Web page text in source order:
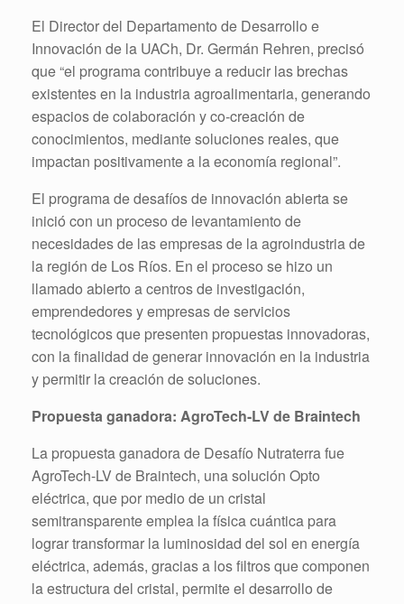
El Director del Departamento de Desarrollo e
Innovación de la UACh, Dr. Germán Rehren, precisó
que “el programa contribuye a reducir las brechas
existentes en la industria agroalimentaria, generando
espacios de colaboración y co-creación de
conocimientos, mediante soluciones reales, que
impactan positivamente a la economía regional”.
El programa de desafíos de innovación abierta se
inició con un proceso de levantamiento de
necesidades de las empresas de la agroindustria de
la región de Los Ríos. En el proceso se hizo un
llamado abierto a centros de investigación,
emprendedores y empresas de servicios
tecnológicos que presenten propuestas innovadoras,
con la finalidad de generar innovación en la industria
y permitir la creación de soluciones.
Propuesta ganadora: AgroTech-LV de Braintech
La propuesta ganadora de Desafío Nutraterra fue
AgroTech-LV de Braintech, una solución Opto
eléctrica, que por medio de un cristal
semitransparente emplea la física cuántica para
lograr transformar la luminosidad del sol en energía
eléctrica, además, gracias a los filtros que componen
la estructura del cristal, permite el desarrollo de